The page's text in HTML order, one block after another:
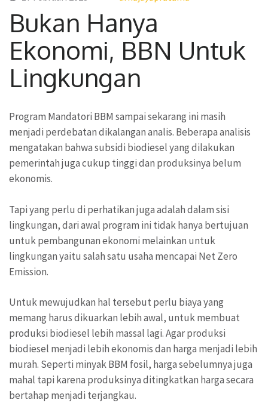
Bukan Hanya
Ekonomi, BBN Untuk
Lingkungan
Program Mandatori BBM sampai sekarang ini masih
menjadi perdebatan dikalangan analis. Beberapa analisis
mengatakan bahwa subsidi biodiesel yang dilakukan
pemerintah juga cukup tinggi dan produksinya belum
ekonomis.
Tapi yang perlu di perhatikan juga adalah dalam sisi
lingkungan, dari awal program ini tidak hanya bertujuan
untuk pembangunan ekonomi melainkan untuk
lingkungan yaitu salah satu usaha mencapai Net Zero
Emission.
Untuk mewujudkan hal tersebut perlu biaya yang
memang harus dikuarkan lebih awal, untuk membuat
produksi biodiesel lebih massal lagi. Agar produksi
biodiesel menjadi lebih ekonomis dan harga menjadi lebih
murah. Seperti minyak BBM fosil, harga sebelumnya juga
mahal tapi karena produksinya ditingkatkan harga secara
bertahap menjadi terjangkau.